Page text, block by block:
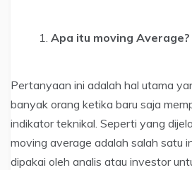
Apa itu moving Average?
Pertanyaan ini adalah hal utama
banyak orang ketika baru saja
indikator teknikal. Seperti yang
moving average adalah salah satu
dipakai oleh analis atau investor